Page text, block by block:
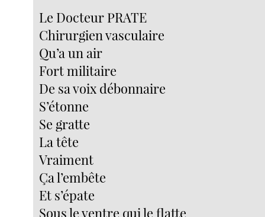
Le Docteur PRATE
Chirurgien vasculaire
Qu’a un air
Fort militaire
De sa voix débonnaire
S’étonne
Se gratte
La tête
Vraiment
Ça l’embête
Et s’épate
Sous le ventre qui le flatte